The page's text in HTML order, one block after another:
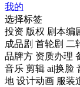
我的
选择标签
投资 版权 剧本编
成品剧 首轮剧 二
品牌方 资质办理
音乐 剪辑 ai|换脸
地 设计动画 服装